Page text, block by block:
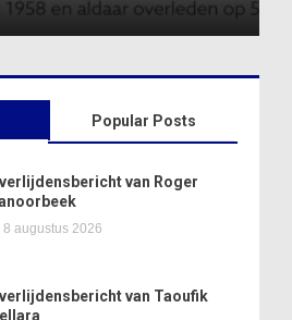
Popular Posts
van Roger
8 augustus 2026
van Taoufik